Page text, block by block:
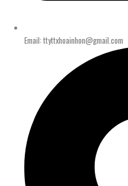
Email: ttyttxhoainhon@gmail.com